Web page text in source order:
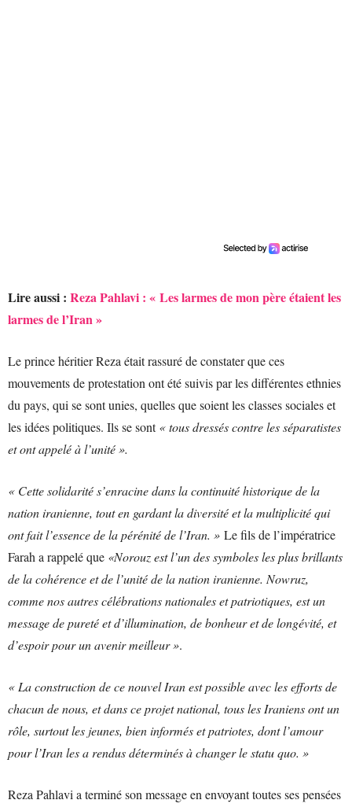
Lire aussi : Reza Pahlavi : « Les larmes de mon père étaient les
larmes de l’Iran »
Le prince héritier Reza était rassuré de constater que ces
mouvements de protestation ont été suivis par les différentes ethnies
du pays, qui se sont unies, quelles que soient les classes sociales et
les idées politiques. Ils se sont« tous dressés contre les séparatistes
et ont appelé à l’unité ».
« Cette solidarité s’enracine dans la continuité historique de la
nation iranienne, tout en gardant la diversité et la multiplicité qui
ont fait l’essence de la pérénité de l’Iran. » Le fils de l’impératrice
Farah a rappelé que «Norouz est l’un des symboles les plus brillants
de la cohérence et de l’unité de la nation iranienne. Nowruz,
comme nos autres célébrations nationales et patriotiques, est un
message de pureté et d’illumination, de bonheur et de longévité, et
d’espoir pour un avenir meilleur ».
« La construction de ce nouvel Iran est possible avec les efforts de
chacun de nous, et dans ce projet national, tous les Iraniens ont un
rôle, surtout les jeunes, bien informés et patriotes, dont l’amour
pour l’Iran les a rendus déterminés à changer le statu quo. »
Reza Pahlavi a terminé son message en envoyant toutes ses pensées